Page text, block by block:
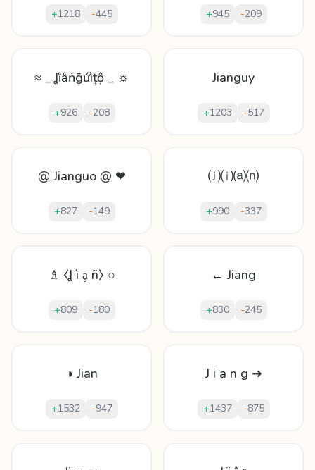
+1218 -445 +945 -209
≈ _ Ʝȉȁṅḡứìțộ _ ☼
+926 -208
Jianguy
+1203 -517
@ Jianguo @ ❤
+827 -149
⒥⒤⒜⒩
+990 -337
♗ ⧼Ʝ ì ḁ ñ⧽ ○
+809 -180
← Jiang
+830 -245
◑ Jian
+1532 -947
J i a n g ➜
+1437 -875